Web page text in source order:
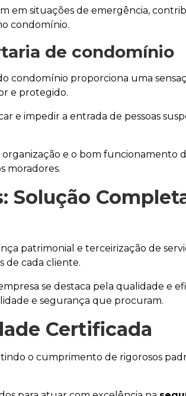
em situações de emergência,
condomínio.
de condomínio
condomínio proporciona uma
e protegido.
e impedir a entrada de pessoas
e o bom funcionamento
moradores.
Solução
patrimonial e terceirização de
de cada cliente.
se destaca pela qualidade e
e segurança que procuram.
Certificada
o cumprimento de rigorosos